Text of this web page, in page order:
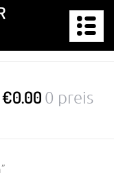
€0.00 0 preis